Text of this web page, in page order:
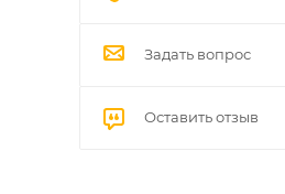
Задать вопрос
Оставить отзыв